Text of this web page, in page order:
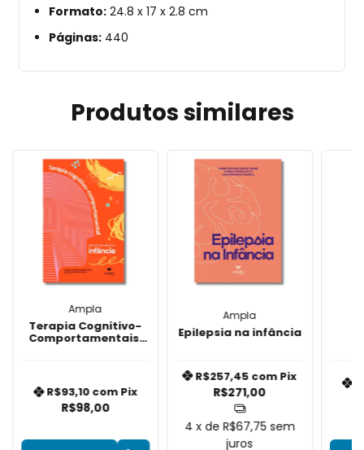
Formato: 24.8 x 17 x 2.8 cm
Páginas: 440
Produtos similares
Ampla
Terapia Cognitivo-
Comportamentais:
R$98,00
R$93,10 com Pix
Ampla
Epilepsia na infância
R$271,00
R$257,45 comPix
4 x deR$67,75 sem
juros